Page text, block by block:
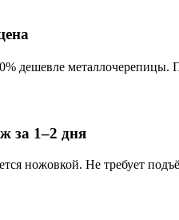
дешевле металлочерепицы.
за 1–2 дня
ножовкой. Не требует